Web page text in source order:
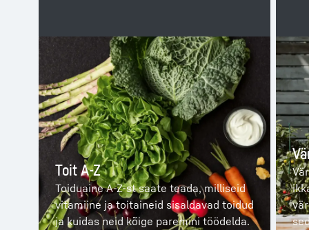
Toit A-Z
Toiduaine A-Z-st saate teada, milliseid
vitamiine ja toitaineid sisaldavad toidud
ja kuidas neid kõige paremini töödelda.